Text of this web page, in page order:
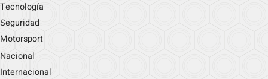
Tecnología
Seguridad
Motorsport
Nacional
Internacional